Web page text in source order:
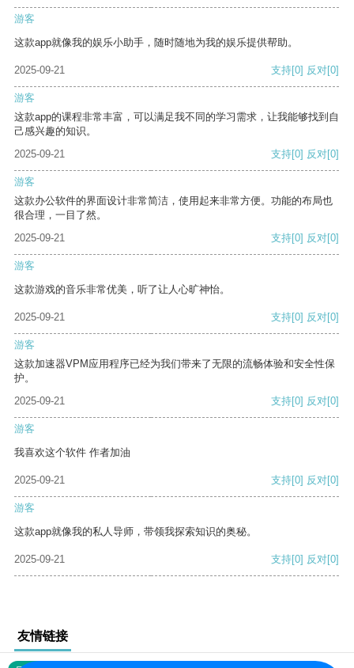
游客
这款app就像我的娱乐小助手，随时随地为我的娱乐提供帮助。
2025-09-21 支持[0] 反对[0]
游客
这款app的课程非常丰富，可以满足我不同的学习需求，让我能够找到自
己感兴趣的知识。
2025-09-21
支持[0] 反对[0]
游客
这款办公软件的界面设计非常简洁，使用起来非常方便。功能的布局也
很合理，一目了然。
2025-09-21
支持[0] 反对[0]
游客
这款游戏的音乐非常优美，听了让人心旷神怡。
2025-09-21 支持[0] 反对[0]
游客
这款加速器VPM应用程序已经为我们带来了无限的流畅体验和安全性保
护。
2025-09-21
支持[0] 反对[0]
游客
我喜欢这个软件 作者加油
2025-09-21 支持[0] 反对[0]
游客
这款app就像我的私人导师，带领我探索知识的奥秘。
2025-09-21 支持[0] 反对[0]
友情链接